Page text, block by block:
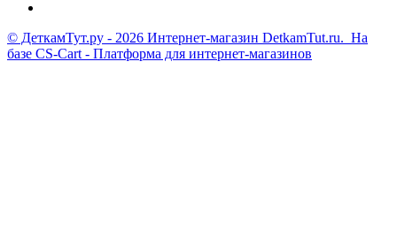
© ДеткамТут.ру - 2026 Интернет-магазин DetkamTut.ru. На
базе CS-Cart - Платформа для интернет-магазинов